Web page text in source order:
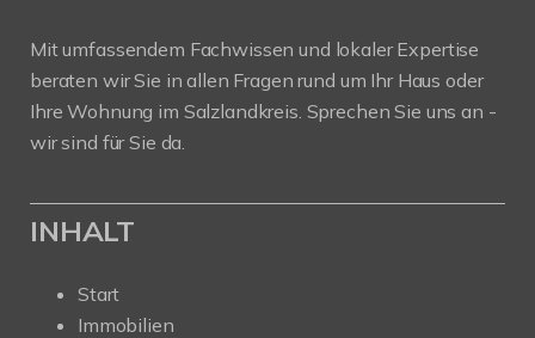
Mit umfassendem Fachwissen und lokaler Expertise
beraten wir Sie in allen Fragen rund um Ihr Haus oder
Ihre Wohnung im Salzlandkreis. Sprechen Sie uns an -
wir sind für Sie da.
INHALT
Start
Immobilien